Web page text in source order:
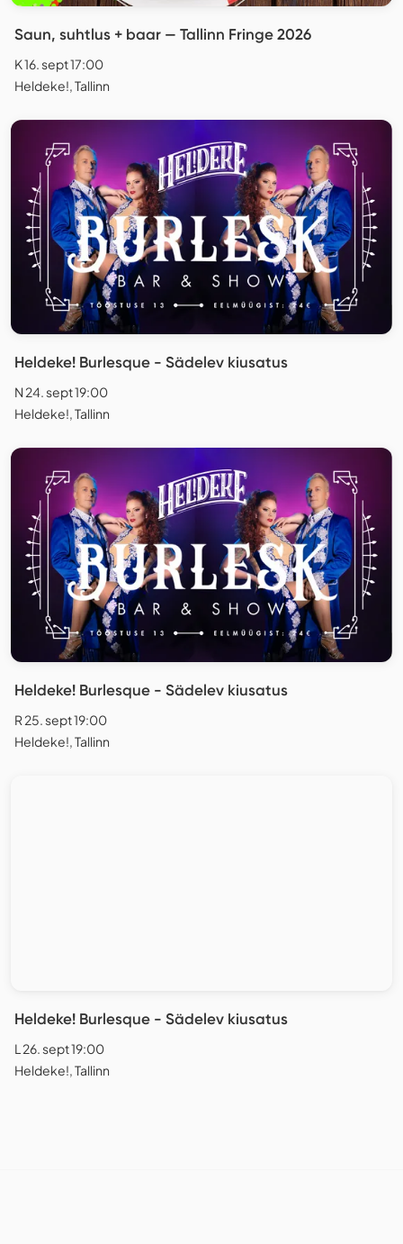
Saun, suhtlus + baar — Tallinn Fringe 2026
K 16. sept 17:00
Heldeke!, Tallinn
Heldeke! Burlesque - Sädelev kiusatus
N 24. sept 19:00
Heldeke!, Tallinn
Heldeke! Burlesque - Sädelev kiusatus
R 25. sept 19:00
Heldeke!, Tallinn
Heldeke! Burlesque - Sädelev kiusatus
L 26. sept 19:00
Heldeke!, Tallinn